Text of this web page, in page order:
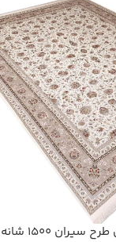
فرش افشان طرح سیران 1500 شانه